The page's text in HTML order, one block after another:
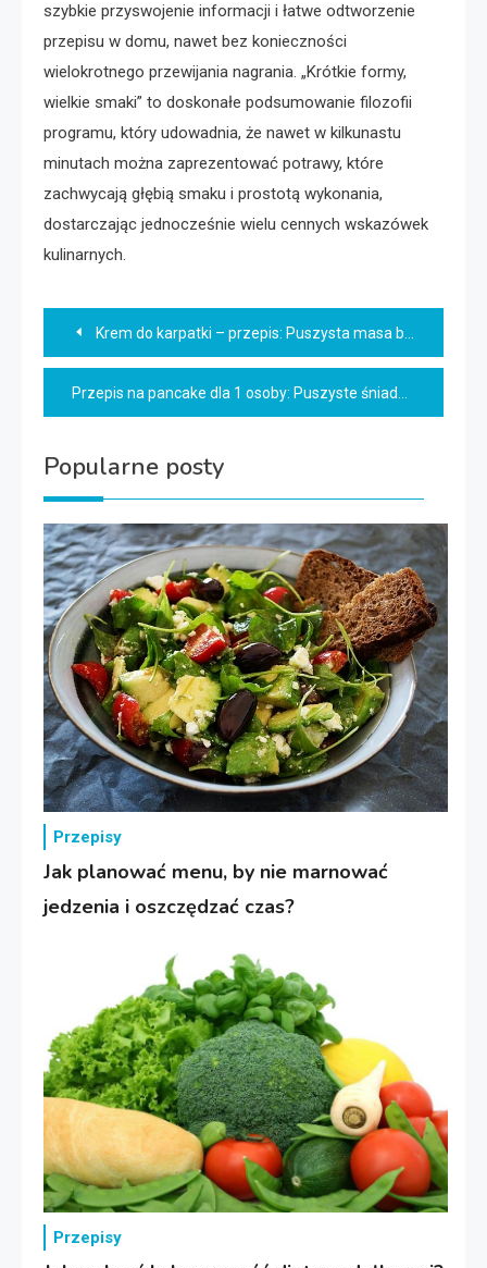
szybkie przyswojenie informacji i łatwe odtworzenie
przepisu w domu, nawet bez konieczności
wielokrotnego przewijania nagrania. „Krótkie formy,
wielkie smaki” to doskonałe podsumowanie filozofii
programu, który udowadnia, że nawet w kilkunastu
minutach można zaprezentować potrawy, które
zachwycają głębią smaku i prostotą wykonania,
dostarczając jednocześnie wielu cennych wskazówek
kulinarnych.
Nawigacja
wpisu
Krem do karpatki – przepis: Puszysta masa budyniowa twoich marzeń!
Przepis na pancake dla 1 osoby: Puszyste śniadanie w 15 minut!
Popularne posty
Przepisy
Jak planować menu, by nie marnować
jedzenia i oszczędzać czas?
Przepisy